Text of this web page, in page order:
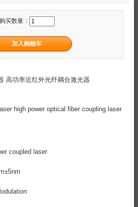
购买数量：
高功率近红外光纤耦合激光器
high power optical fiber coupling laser
coupled laser